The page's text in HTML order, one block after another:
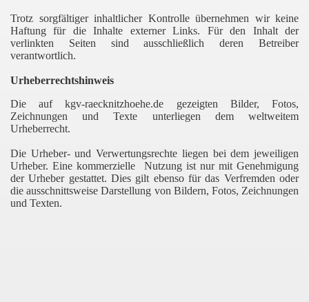
Trotz sorgfältiger inhaltlicher Kontrolle übernehmen wir keine
Haftung für die Inhalte externer Links. Für den Inhalt der
verlinkten Seiten sind ausschließlich deren Betreiber
verantwortlich.
Urheberrechtshinweis
Die auf kgv-raecknitzhoehe.de gezeigten Bilder, Fotos,
Zeichnungen und Texte unterliegen dem weltweitem
Urheberrecht.
Die Urheber- und Verwertungsrechte liegen bei dem jeweiligen
Urheber. Eine kommerzielle Nutzung ist nur mit Genehmigung
der Urheber gestattet. Dies gilt ebenso für das Verfremden oder
die ausschnittsweise Darstellung von Bildern, Fotos, Zeichnungen
und Texten.